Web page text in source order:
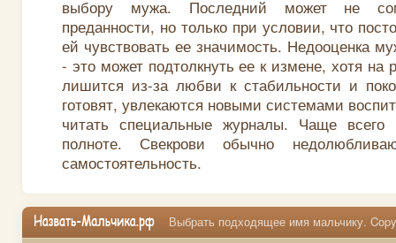
выбору мужа. Последний может не
преданности, но только при условии, что
ей чувствовать ее значимость. Недооценка
- это может подтолкнуть ее к измене, хотя на
лишится из-за любви к стабильности и
готовят, увлекаются новыми системами
читать специальные журналы. Чаще
полноте. Свекрови обычно
самостоятельность.
Выбрать подходящее имя мальчику.